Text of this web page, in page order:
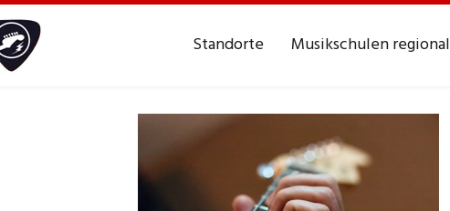
Standorte Musikschulen regional